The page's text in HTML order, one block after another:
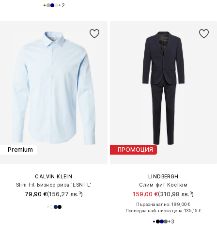
+2
Premium
CALVIN KLEIN
Slim Fit Бизнес риза 'ESNTL'
79,90 €(156,27 лв.³)
ПРОМОЦИЯ
LINDBERGH
Слим фит Костюм
159,00 €(310,98 лв.³)
Първоначално: 199,00 €
Последна най-ниска цена:135,15 €
+3